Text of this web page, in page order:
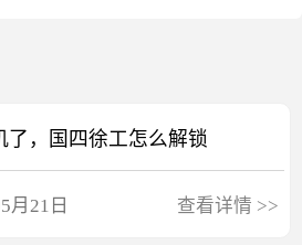
了，国四徐工怎么解锁
月21日 查看详情 >>